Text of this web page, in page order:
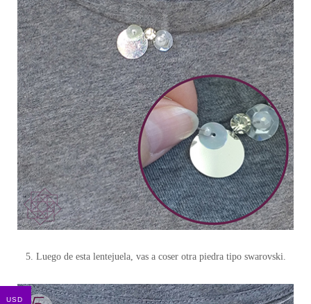
5. Luego de esta lentejuela, vas a coser otra piedra tipo swarovski.
USD